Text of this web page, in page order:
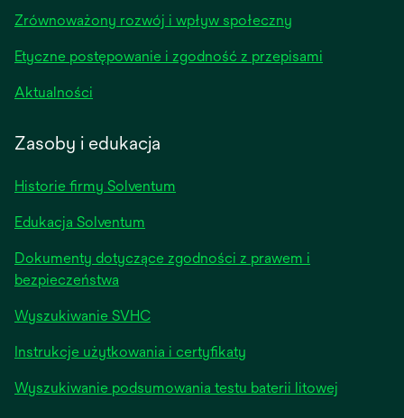
new
Zrównoważony rozwój i wpływ społeczny
Etyczne postępowanie i zgodność z przepisami
Aktualności
tab
Zasoby i edukacja
Historie firmy Solventum
Edukacja Solventum
Dokumenty dotyczące zgodności z prawem i
bezpieczeństwa
Wyszukiwanie SVHC
Instrukcje użytkowania i certyfikaty
Wyszukiwanie podsumowania testu baterii litowej